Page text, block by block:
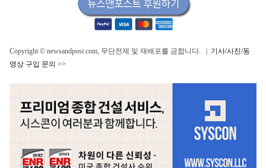
Copyright © newsandpost.com, 무단전제 및 재배포를 금합니다. | 기사/사진/동
영상 구입 문의 >>